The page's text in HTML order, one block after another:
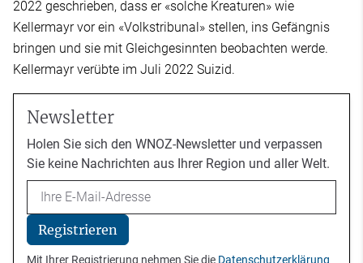
2022 geschrieben, dass er «solche Kreaturen» wie
Kellermayr vor ein «Volkstribunal» stellen, ins Gefängnis
bringen und sie mit Gleichgesinnten beobachten werde.
Kellermayr verübte im Juli 2022 Suizid.
Newsletter
Holen Sie sich den WNOZ-Newsletter und verpassen
Sie keine Nachrichten aus Ihrer Region und aller Welt.
Email
Registrieren
Mit Ihrer Registrierung nehmen Sie die Datenschutzerklärung